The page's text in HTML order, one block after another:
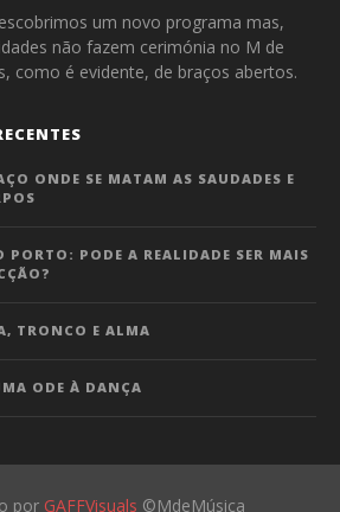
um novo programa mas,
não fazem cerimónia no M de
como é evidente, de braços abertos.
ONDE SE MATAM AS SAUDADES E
PORTO: PODE A REALIDADE SER MAIS
TRONCO E ALMA
ODE À DANÇA
por GAFFVisuals ©MdeMúsica